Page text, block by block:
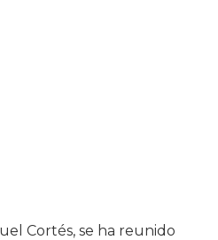
Cortés, se ha reunido